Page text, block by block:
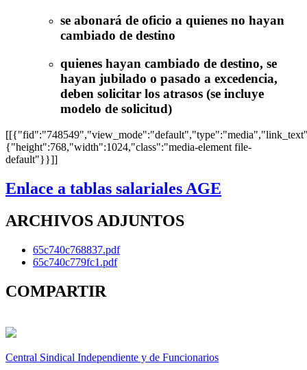
se abonará de oficio a quienes no hayan
cambiado de destino
quienes hayan cambiado de destino, se
hayan jubilado o pasado a excedencia,
deben solicitar los atrasos (se incluye
modelo de solicitud)
{"height":768,"width":1024,"class":"media-element file-
default"}}]]
Enlace a tablas salariales AGE
ARCHIVOS ADJUNTOS
65c740c768837.pdf
65c740c779fc1.pdf
COMPARTIR
Central Sindical Independiente y de Funcionarios